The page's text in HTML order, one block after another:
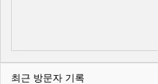
최근 방문자 기록